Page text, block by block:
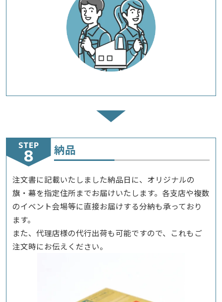
STEP 納品
注文書に記載いたしました納品日に、オリジナルの
旗・幕を指定住所までお届けいたします。各支店や複数
のイベント会場等に直接お届けする分納も承っており
ます。
また、代理店様の代行出荷も可能ですので、これもご
注文時にお伝えください。